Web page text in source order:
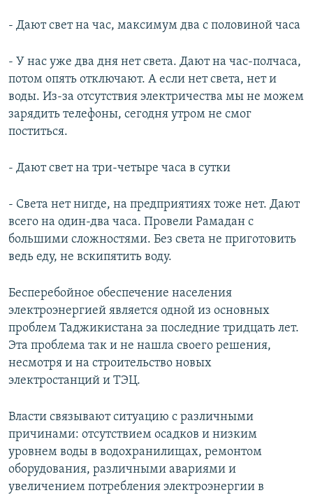
- Дают свет на час, максимум два с половиной часа
- У нас уже два дня нет света. Дают на час-полчаса,
потом опять отключают. А если нет света, нет и
воды. Из-за отсутствия электричества мы не можем
зарядить телефоны, сегодня утром не смог
поститься.
- Дают свет на три-четыре часа в сутки
- Света нет нигде, на предприятиях тоже нет. Дают
всего на один-два часа. Провели Рамадан с
большими сложностями. Без света не приготовить
ведь еду, не вскипятить воду.
Бесперебойное обеспечение населения
электроэнергией является одной из основных
проблем Таджикистана за последние тридцать лет.
Эта проблема так и не нашла своего решения,
несмотря и на строительство новых
электростанций и ТЭЦ.
Власти связывают ситуацию с различными
причинами: отсутствием осадков и низким
уровнем воды в водохранилищах, ремонтом
оборудования, различными авариями и
увеличением потребления электроэнергии в